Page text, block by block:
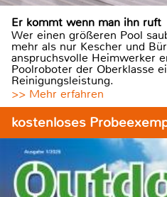
Er kommt wenn man ihn ruft
Wer einen größeren Pool
mehr als nur Kescher und
anspruchsvolle Heimwerker
Poolroboter der Oberklasse
Reinigungsleistung.
>> Mehr erfahren
kostenloses